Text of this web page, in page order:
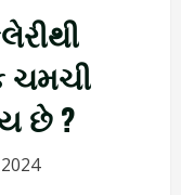
ચમચી
છે ?